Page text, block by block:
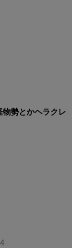
物勢とかヘラクレ